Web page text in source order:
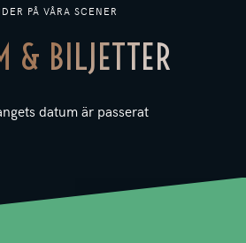
PÅ VÅRA SCENER
& BILJETTER
datum är passerat